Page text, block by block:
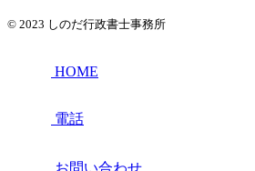
© 2023 しのだ行政書士事務所
HOME
電話